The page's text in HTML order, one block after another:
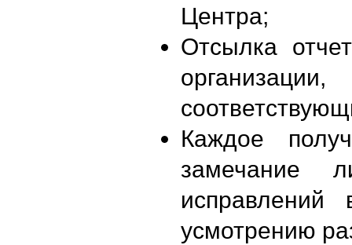
Центра;
Отсылка
Каждое
замечание
исправлений
усмотрению